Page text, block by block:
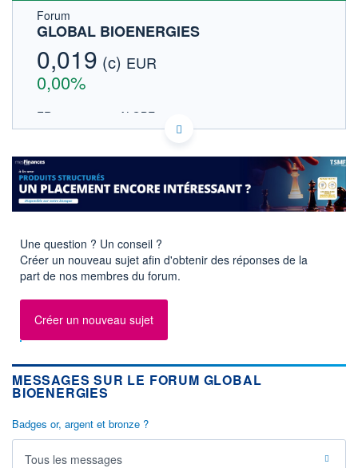
Forum
GLOBAL BIOENERGIES
0,019 (c) EUR
0,00%
FR0011052257 ALGBE
EURONEXT PARIS DONNÉES TEMPS RÉEL
Cotation sur les autres places
SECTEUR
Combustibles alternatifs
OUVERTURE
0,000 0,019
+ HAUT
0,000
0
VALORISATION
LIMITE À LA
BAISSE
LIMITE À LA
RENDEMENT
ESTIMÉ 2026 2026
Une question ? Un conseil ?
Créer un nouveau sujet afin d'obtenir des réponses de la
part de nos membres du forum.
Créer un nouveau sujet
MESSAGES SUR LE FORUM GLOBAL
BIOENERGIES
Badges or, argent et bronze ?
Tous les messages